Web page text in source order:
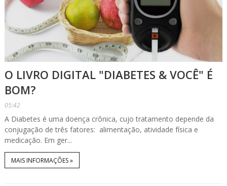
O LIVRO DIGITAL "DIABETES & VOCÊ" É
BOM?
05:42
A Diabetes é uma doença crônica, cujo tratamento depende da
conjugação de três fatores: alimentação, atividade física e
medicação. Em ger...
MAIS INFORMAÇÕES »